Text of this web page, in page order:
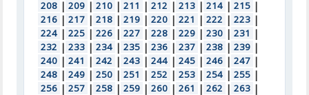
208 | 209 | 210 | 211 | 212 | 213 | 214 | 215 |
216 | 217 | 218 | 219 | 220 | 221 | 222 | 223 |
224 | 225 | 226 | 227 | 228 | 229 | 230 | 231 |
232 | 233 | 234 | 235 | 236 | 237 | 238 | 239 |
240 | 241 | 242 | 243 | 244 | 245 | 246 | 247 |
248 | 249 | 250 | 251 | 252 | 253 | 254 | 255 |
256 | 257 | 258 | 259 | 260 | 261 | 262 | 263 |